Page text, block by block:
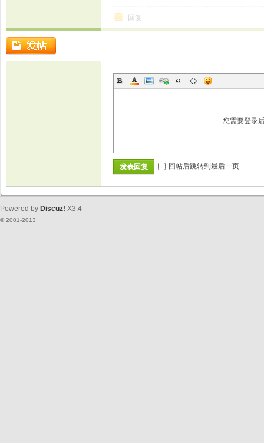
回复
您需要登录
发表回复 回帖后跳转到最后一页
Powered by Discuz! X3.4
© 2001-2013